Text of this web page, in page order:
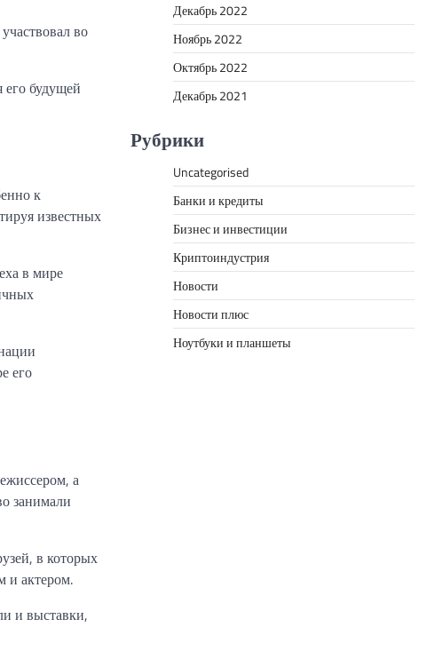
во
будущей
к
известных
в мире
его
а
занимали
в которых
и актером.
и выставки,
Декабрь 2022
Ноябрь 2022
Октябрь 2022
Декабрь 2021
Рубрики
Uncategorised
Банки и кредиты
Бизнес и инвестиции
Криптоиндустрия
Новости
Новости плюс
Ноутбуки и планшеты